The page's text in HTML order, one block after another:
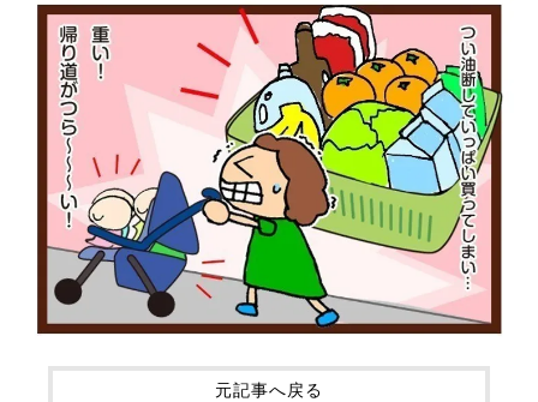
元記事へ戻る